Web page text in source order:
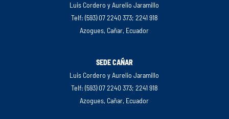
Luis Cordero y Aurelio Jaramillo
Telf: (593) 07 2240 373; 2241 918
Azogues, Cañar, Ecuador
SEDE CAÑAR
Luis Cordero y Aurelio Jaramillo
Telf: (593) 07 2240 373; 2241 918
Azogues, Cañar, Ecuador